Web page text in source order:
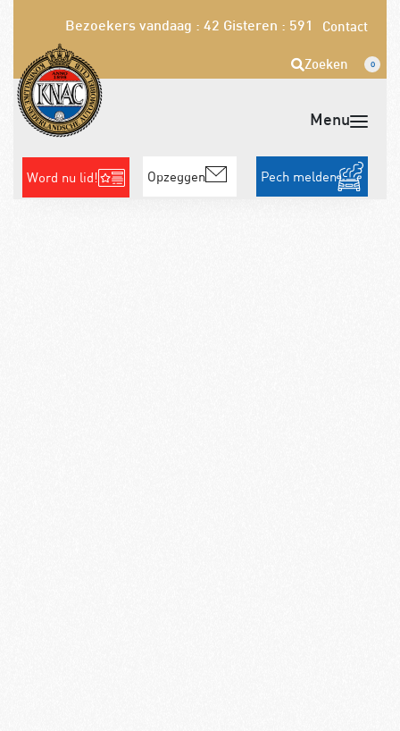
Bezoekers vandaag : 42 Gisteren : 591 Contact
Zoeken 0
Word nu lid! Opzeggen Pech melden